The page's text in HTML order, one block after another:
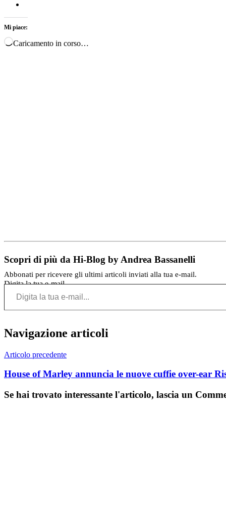
Mi piace:
Caricamento in corso…
Scopri di più da Hi-Blog by Andrea Bassanelli
Abbonati per ricevere gli ultimi articoli inviati alla tua e-mail.
Digita la tua e-mail...
Navigazione articoli
Articolo precedente
House of Marley annuncia le nuove cuffie over-ear
Se hai trovato interessante l'articolo, lascia un